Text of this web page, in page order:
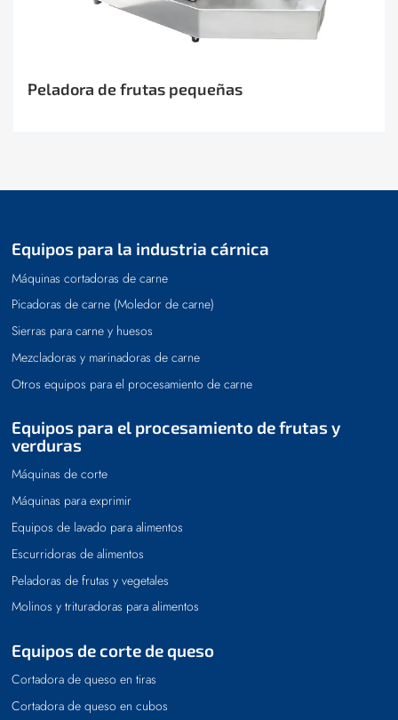
Peladora de frutas pequeñas
Equipos para la industria cárnica
Máquinas cortadoras de carne
Picadoras de carne (Moledor de carne)
Sierras para carne y huesos
Mezcladoras y marinadoras de carne
Otros equipos para el procesamiento de carne
Equipos para el procesamiento de frutas y
verduras
Máquinas de corte
Máquinas para exprimir
Equipos de lavado para alimentos
Escurridoras de alimentos
Peladoras de frutas y vegetales
Molinos y trituradoras para alimentos
Equipos de corte de queso
Cortadora de queso en tiras
Cortadora de queso en cubos